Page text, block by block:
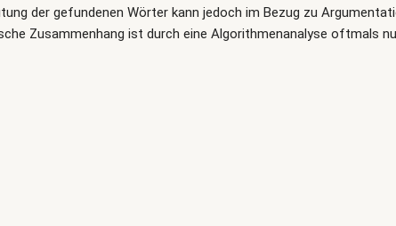
der gefundenen Wörter kann jedoch im Bezug zu
Zusammenhang ist durch eine Algorithmenanalyse oftmals